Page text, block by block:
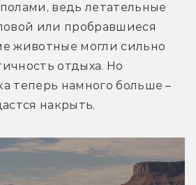
ведь летательные
или пробравшиеся
животные могли сильно
отдыха. Но
теперь намного больше –
накрыть.